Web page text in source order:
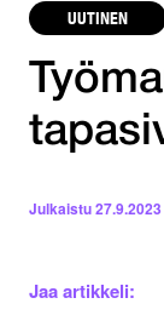
UUTINEN
Julkaistu27.9.2023
Jaa artikkeli: